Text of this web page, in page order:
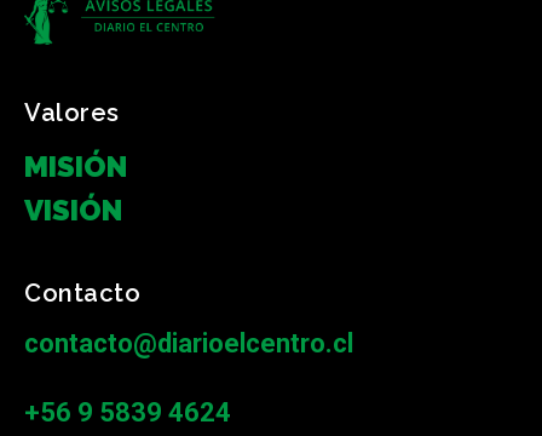
Valores
MISIÓN
VISIÓN
Contacto
contacto@diarioelcentro.cl
+56 9 5839 4624